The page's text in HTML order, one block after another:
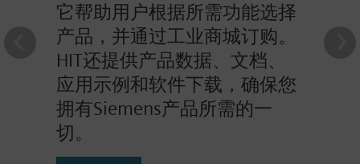
它帮助用户根据所需功能选择
产品，并通过工业商城订购。
HIT还提供产品数据、文档、
应用示例和软件下载，确保您
拥有Siemens产品所需的一
切。